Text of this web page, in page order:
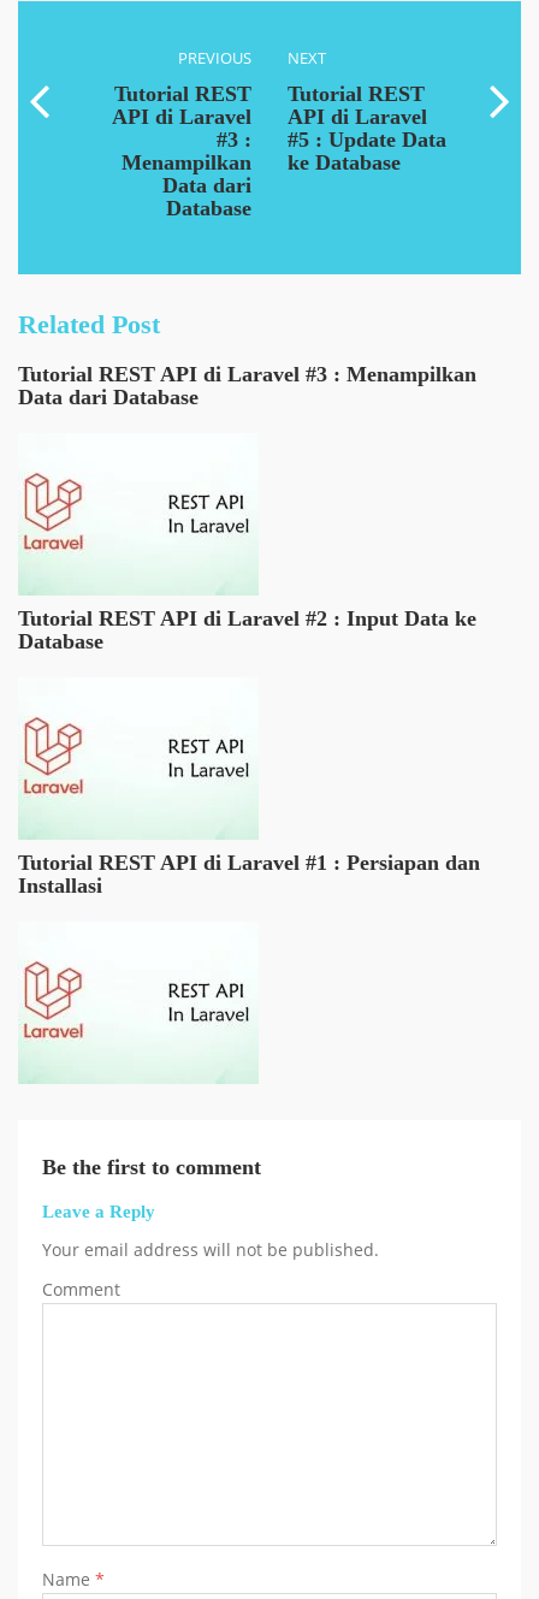
PREVIOUS
Tutorial REST
API di Laravel
#3 :
Menampilkan
Data dari
Database
NEXT
Tutorial REST
API di Laravel
#5 : Update Data
ke Database
Related Post
Tutorial REST API di Laravel #3 : Menampilkan
Data dari Database
Tutorial REST API di Laravel #2 : Input Data ke
Database
Tutorial REST API di Laravel #1 : Persiapan dan
Installasi
Be the first to comment
Leave a Reply
Your email address will not be published.
Comment
Name *